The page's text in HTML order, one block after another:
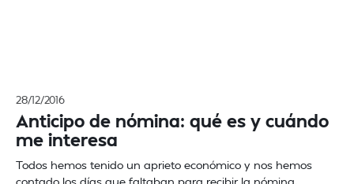
28/12/2016
Anticipo de nómina: qué es y cuándo
me interesa
Todos hemos tenido un aprieto económico y nos hemos
contado los días que faltaban para recibir la nómina,